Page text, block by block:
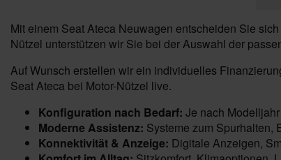
Mit einem Seat Ateca Neuwagen entscheiden Sie
Nützel unterstützen wir Sie bei der Auswahl der
Auf Wunsch erstellen wir ein individuelles
Seat Ateca bei Motor-Nützel live.
Konfiguration nach Bedarf: Je nach
Moderne Assistenz: Systeme zum Spurhalten,
Konnektivität & Anzeige: Digitale Anzeigen,